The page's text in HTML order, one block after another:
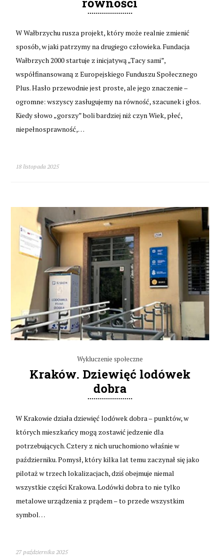
W Wałbrzychu rusza projekt, który może realnie zmienić
sposób, w jaki patrzymy na drugiego człowieka. Fundacja
Wałbrzych 2000 startuje z inicjatywą „Tacy sami”,
współfinansowaną z Europejskiego Funduszu Społecznego
Plus. Hasło przewodnie jest proste, ale jego znaczenie –
ogromne: wszyscy zasługujemy na równość, szacunek i głos.
Kiedy słowo „gorszy” boli bardziej niż czyn Wiek, płeć,
niepełnosprawność,…
18 listopada 2025
Wykluczenie społeczne
Kraków. Dziewięć lodówek
dobra
W Krakowie działa dziewięć lodówek dobra – punktów, w
których mieszkańcy mogą zostawić jedzenie dla
potrzebujących. Cztery z nich uruchomiono właśnie w
październiku. Pomysł, który kilka lat temu zaczynał się jako
pilotaż w trzech lokalizacjach, dziś obejmuje niemal
wszystkie części Krakowa. Lodówki dobra to nie tylko
metalowe urządzenia z prądem – to przede wszystkim
symbol…
27 października 2025